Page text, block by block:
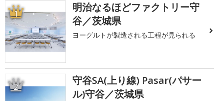
1
明治なるほどファクトリー守
谷／茨城県
ヨーグルトが製造される工程が見られる
2
守谷SA(上り線) Pasar(パサー
ル)守谷／茨城県